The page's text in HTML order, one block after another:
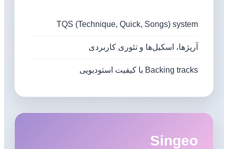
TQS (Technique, Quick, Songs) system
آرپژها، اسکیل‌ها و تئوری کاربردی
Backing tracks با کیفیت استودیویی
Singeo